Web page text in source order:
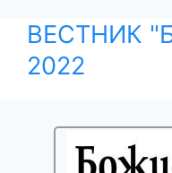
ВЕСТНИК
2022